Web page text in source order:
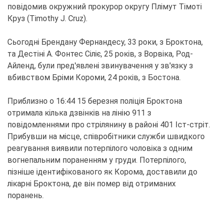
повідомив окружний прокурор округу Плімут Тімоті
Круз (Timothy J. Cruz).
Сьогодні Брендану Фернандесу, 33 роки, з Броктона,
та Дестіні А. Фонтес Сіліє, 25 років, з Ворвіка, Род-
Айленд, були пред'явлені звинувачення у зв'язку з
вбивством Бріми Короми, 24 років, з Бостона.
Приблизно о 16:44 15 березня поліція Броктона
отримала кілька дзвінків на лінію 911 з
повідомленнями про стрілянину в районі 401 Іст-стріт.
Прибувши на місце, співробітники служби швидкого
реагування виявили потерпілого чоловіка з одним
вогнепальним пораненням у груди. Потерпілого,
пізніше ідентифікованого як Корома, доставили до
лікарні Броктона, де він помер від отриманих
поранень.